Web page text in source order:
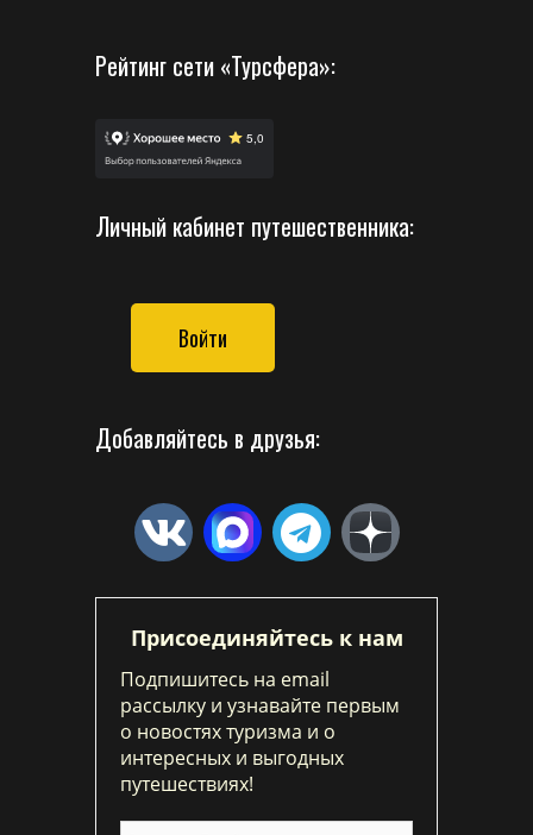
Рейтинг сети «Турсфера»:
Личный кабинет путешественника:
Войти
Добавляйтесь в друзья:
Присоединяйтесь к нам
Подпишитесь на email
рассылку и узнавайте первым
о новостях туризма и о
интересных и выгодных
путешествиях!